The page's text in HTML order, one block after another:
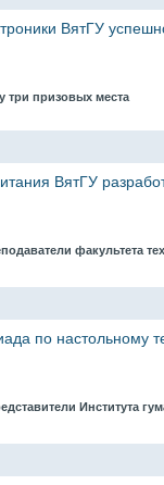
ВятГУ
три призовых места
ВятГУ
факультета
по настольному
Института